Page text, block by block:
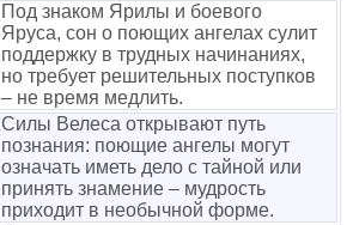
Под знаком Ярилы и боевого
Яруса, сон о поющих ангелах сулит
поддержку в трудных начинаниях,
но требует решительных поступков
– не время медлить.
Силы Велеса открывают путь
познания: поющие ангелы могут
означать иметь дело с тайной или
принять знамение – мудрость
приходит в необычной форме.